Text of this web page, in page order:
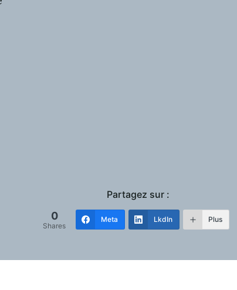
Partagez sur :
0
Shares
Meta LkdIn Plus